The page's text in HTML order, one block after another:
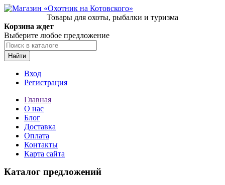
Товары для охоты, рыбалки и туризма
Корзина ждет
Выберите любое предложение
Найти
Вход
Регистрация
Главная
О нас
Блог
Доставка
Оплата
Контакты
Карта сайта
Каталог предложений